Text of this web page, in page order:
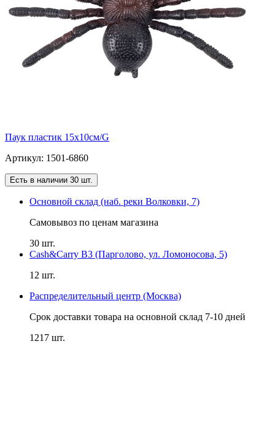
Паук пластик 15х10см/G
Артикул: 1501-6860
Есть в наличии 30 шт.
Основной склад (наб. реки Волковки, 7)
Самовывоз по ценам магазина
30 шт.
Cash&Carry B3 (Парголово, ул. Ломоносова, 5)
12 шт.
Распределительный центр (Москва)
Срок доставки товара на основной склад 7-10 дней
1217 шт.